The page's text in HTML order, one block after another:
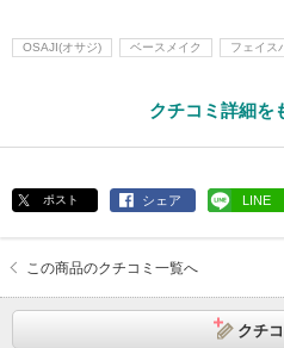
OSAJI(オサジ) ベースメイク フェイス
クチコミ詳細を
ポスト シェア LINE
この商品のクチコミ一覧へ
クチ